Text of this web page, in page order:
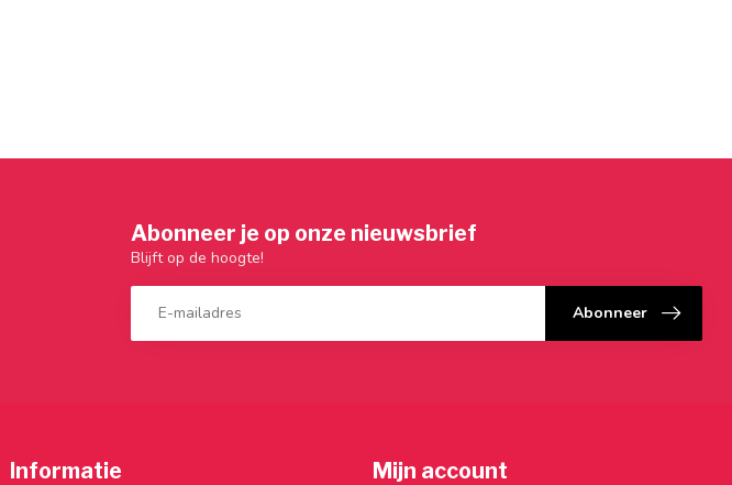
Abonneer je op onze nieuwsbrief
Blijft op de hoogte!
Abonneer
Informatie Mijn account